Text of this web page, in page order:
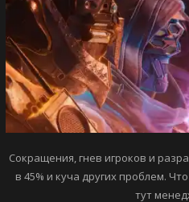
Сокращения, гнев игроков и
в 45% и куча других проблем.
тут